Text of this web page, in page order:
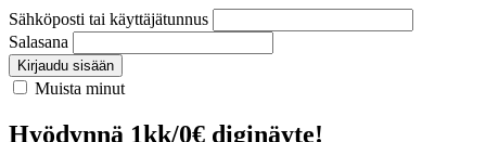
Sähköposti tai käyttäjätunnus
Salasana
Kirjaudu sisään
Muista minut
Hyödynnä 1kk/0€ diginäyte!